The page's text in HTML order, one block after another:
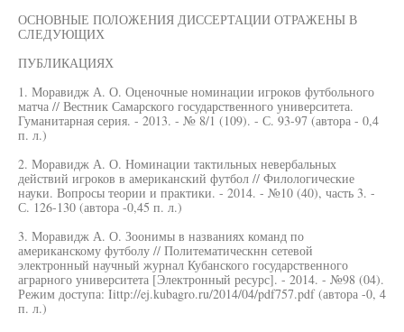
ОСНОВНЫЕ ПОЛОЖЕНИЯ ДИССЕРТАЦИИ ОТРАЖЕНЫ В
СЛЕДУЮЩИХ
ПУБЛИКАЦИЯХ
1. Моравидж А. О. Оценочные номинации игроков футбольного
матча // Вестник Самарского государственного университета.
Гуманитарная серия. - 2013. - № 8/1 (109). - С. 93-97 (автора - 0,4
п. л.)
2. Моравидж А. О. Номинации тактильных невербальных
действий игроков в американский футбол // Филологические
науки. Вопросы теории и практики. - 2014. - №10 (40), часть 3. -
С. 126-130 (автора -0,45 п. л.)
3. Моравидж А. О. Зоонимы в названиях команд по
американскому футболу // Политематическнн сетевой
электронный научный журнал Кубанского государственного
аграрного университета [Электронный ресурс]. - 2014. - №98 (04).
Режим доступа: Iittp://ej.kubagro.ru/2014/04/pdf757.pdf (автора -0, 4
п. л.)